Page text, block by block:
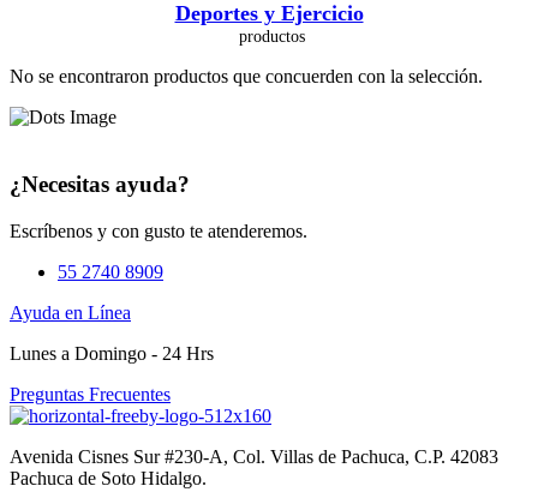
Deportes y Ejercicio
No se encontraron productos que concuerden con la selección.
¿Necesitas ayuda?
Escríbenos y con gusto te atenderemos.
55 2740 8909
Ayuda en Línea
Lunes a Domingo - 24 Hrs
Preguntas Frecuentes
Avenida Cisnes Sur #230-A, Col. Villas de Pachuca, C.P. 42083
Pachuca de Soto Hidalgo.